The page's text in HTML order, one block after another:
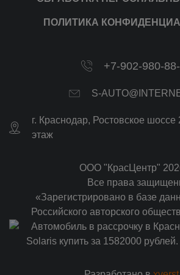
ПОЛИТИКА
+7-902-980-
S-
г. Краснодар, Ростовское
этаж
ООО "КрасЦентр"
Все права
«Зарегистрировано в базе
Российского авторского